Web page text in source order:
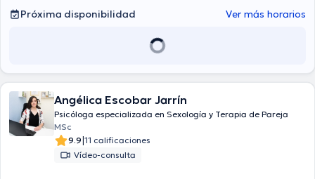
Próxima disponibilidad
Ver más horarios
Angélica Escobar Jarrín
Psicóloga especializada en Sexología y Terapia de Pareja
MSc
9.9|11 calificaciones
Vídeo-consulta